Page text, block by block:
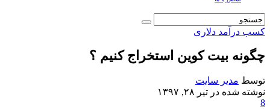
کسب درآمد دلاری
چگونه بیت کوین استخراج کنیم ؟
توسط مدیر سایت
نوشته شده در تیر ۲۸, ۱۳۹۷
8